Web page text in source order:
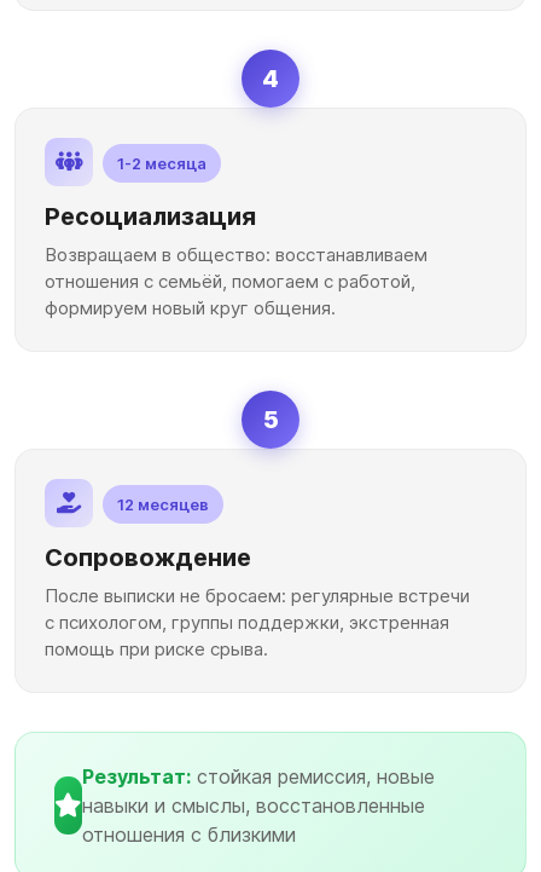
4
1-2 месяца
Ресоциализация
Возвращаем в общество: восстанавливаем
отношения с семьёй, помогаем с работой,
формируем новый круг общения.
5
12 месяцев
Сопровождение
После выписки не бросаем: регулярные встречи
с психологом, группы поддержки, экстренная
помощь при риске срыва.
Результат: стойкая ремиссия, новые
навыки и смыслы, восстановленные
отношения с близкими